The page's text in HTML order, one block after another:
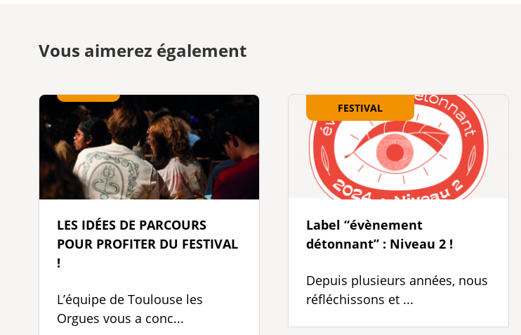
Vous aimerez également
LES IDÉES DE PARCOURS
POUR PROFITER DU FESTIVAL
!
L’équipe de Toulouse les
Orgues vous a conc...
FESTIVAL
Label “évènement
détonnant” : Niveau 2 !
Depuis plusieurs années, nous
réfléchissons et ...